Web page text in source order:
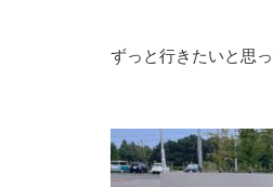
ずっと行きたいと思